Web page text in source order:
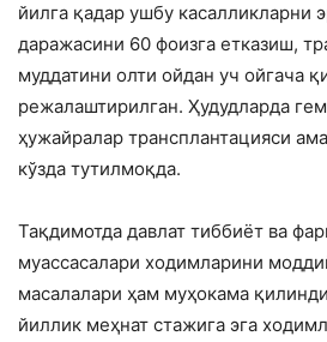
йилга қадар ушбу касалликларни
даражасини 60 фоизга етказиш,
муддатини олти ойдан уч ойгача
режалаштирилган. Ҳудудларда
ҳужайралар трансплантацияси
кўзда тутилмоқда.
Тақдимотда давлат тиббиёт ва
муассасалари ходимларини
масалалари ҳам муҳокама
йиллик меҳнат стажига эга